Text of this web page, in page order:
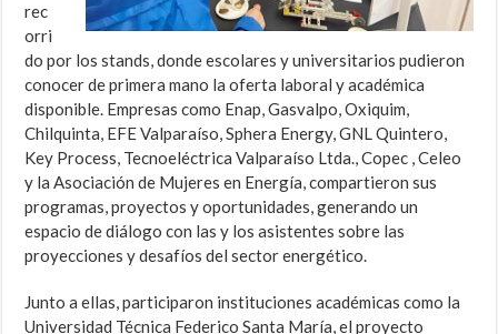
rec
orri
do por los stands, donde escolares y universitarios pudieron
conocer de primera mano la oferta laboral y académica
disponible. Empresas como Enap, Gasvalpo, Oxiquim,
Chilquinta, EFE Valparaíso, Sphera Energy, GNL Quintero,
Key Process, Tecnoeléctrica Valparaíso Ltda., Copec , Celeo
y la Asociación de Mujeres en Energía, compartieron sus
programas, proyectos y oportunidades, generando un
espacio de diálogo con las y los asistentes sobre las
proyecciones y desafíos del sector energético.
Junto a ellas, participaron instituciones académicas como la
Universidad Técnica Federico Santa María, el proyecto